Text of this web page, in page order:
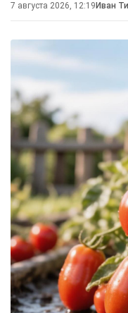
7 августа 2026, 12:19 Иван